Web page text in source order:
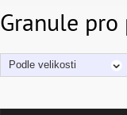
Granule
Podle velikosti